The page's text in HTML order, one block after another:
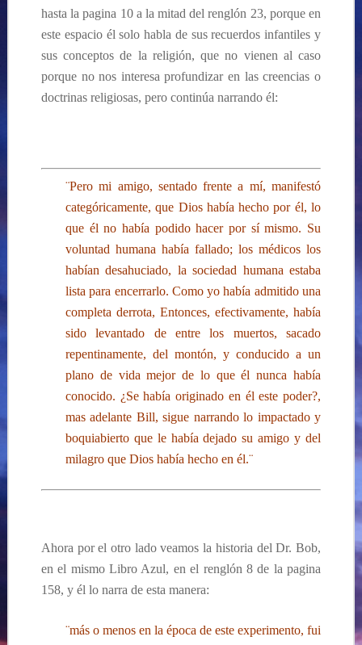
hasta la pagina 10 a la mitad del renglón 23, porque en
este espacio él solo habla de sus recuerdos infantiles y
sus conceptos de la religión, que no vienen al caso
porque no nos interesa profundizar en las creencias o
doctrinas religiosas, pero continúa narrando él:
¨Pero mi amigo, sentado frente a mí, manifestó
categóricamente, que Dios había hecho por él, lo
que él no había podido hacer por sí mismo. Su
voluntad humana había fallado; los médicos los
habían desahuciado, la sociedad humana estaba
lista para encerrarlo. Como yo había admitido una
completa derrota, Entonces, efectivamente, había
sido levantado de entre los muertos, sacado
repentinamente, del montón, y conducido a un
plano de vida mejor de lo que él nunca había
conocido. ¿Se había originado en él este poder?,
mas adelante Bill, sigue narrando lo impactado y
boquiabierto que le había dejado su amigo y del
milagro que Dios había hecho en él.¨
Ahora por el otro lado veamos la historia del Dr. Bob,
en el mismo Libro Azul, en el renglón 8 de la pagina
158, y él lo narra de esta manera:
¨más o menos en la época de este experimento, fui